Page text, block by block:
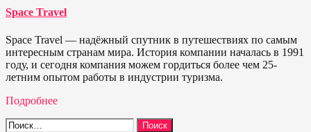
Space Travel
Space Travel — надёжный спутник в путешествиях по самым
интересным странам мира. История компании началась в 1991
году, и сегодня компания можем гордиться более чем 25-
летним опытом работы в индустрии туризма.
Подробнее
Найти: